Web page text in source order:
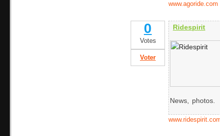
www.agoride.com
0
Votes
Voter
Ridespirit
News, photos.